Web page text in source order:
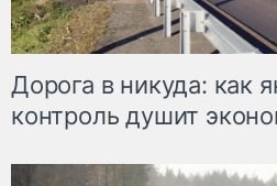
Дорога в никуда: как
контроль душит